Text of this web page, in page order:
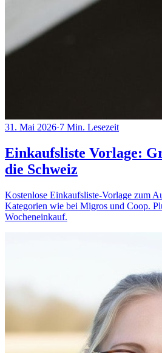
31. Mai 2026·7 Min. Lesezeit
Einkaufsliste Vorlage:
die Schweiz
Kostenlose Einkaufsliste-Vorlage zum
Kategorien wie bei Migros und Coop.
Wocheneinkauf.